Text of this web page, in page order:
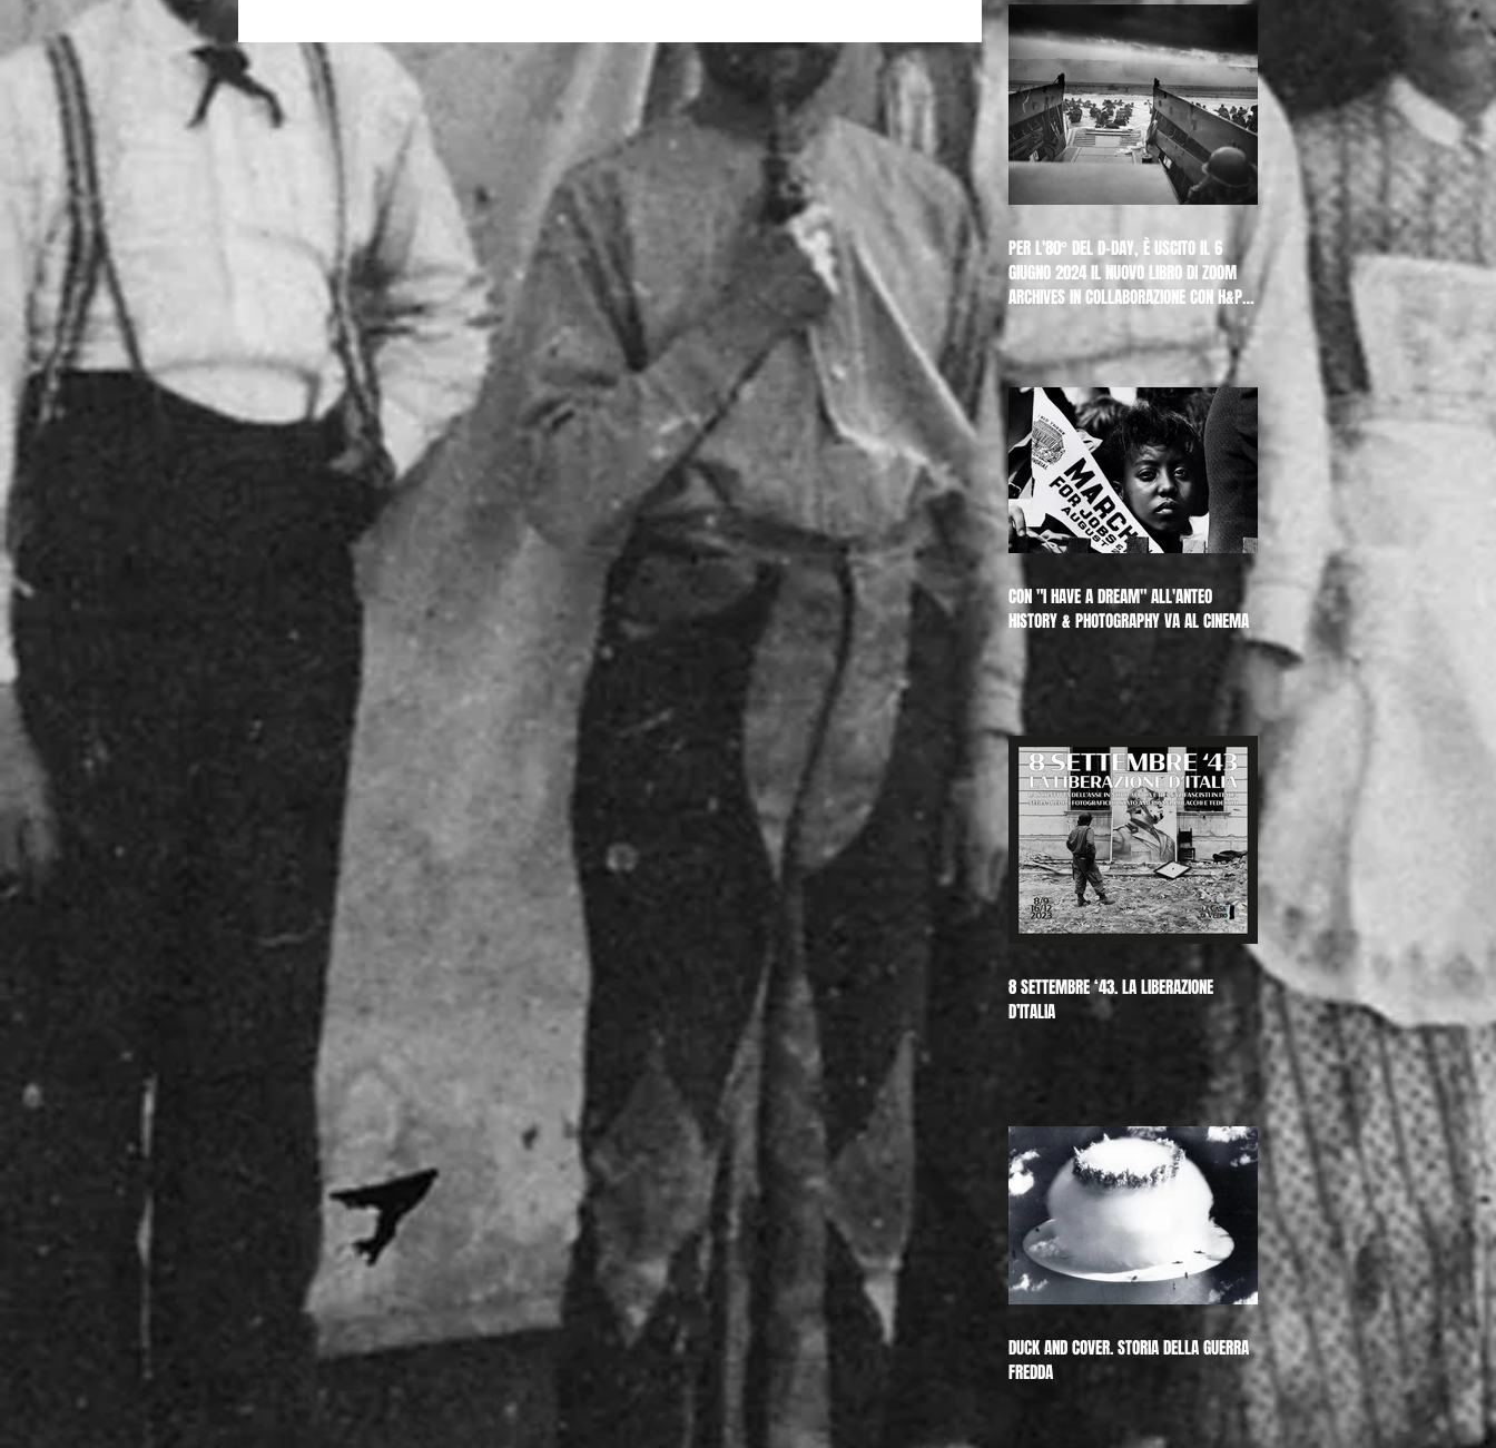
PER L'80° DEL D-DAY, È USCITO IL 6
GIUGNO 2024 IL NUOVO LIBRO DI ZOOM
ARCHIVES IN COLLABORAZIONE CON H&P
"D-DAY. THE NORMANDY LANDINGS. THE
LIBERATION OF EUROPE. THE BEST
PHOTOS"
CON "I HAVE A DREAM" ALL'ANTEO
HISTORY & PHOTOGRAPHY VA AL CINEMA
8 SETTEMBRE ‘43. LA LIBERAZIONE
D’ITALIA
DUCK AND COVER. STORIA DELLA GUERRA
FREDDA